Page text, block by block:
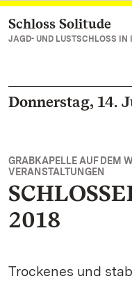
Zum Hauptinhalt
Schloss Solitude
JAGD- UND LUSTSCHLOSS
Donnerstag, 14.
GRABKAPELLE AUF DEM
VERANSTALTUNGEN
2018
Trockenes und